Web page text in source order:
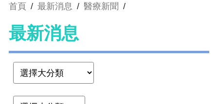
首頁 / 最新消息 / 醫療新聞 /
最新消息